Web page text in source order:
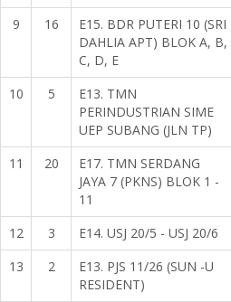
9 16
E15. BDR PUTERI 10 (SRI
DAHLIA APT) BLOK A, B,
C, D, E
10 5
E13. TMN
PERINDUSTRIAN SIME
UEP SUBANG (JLN TP)
11 20
E17. TMN SERDANG
JAYA 7 (PKNS) BLOK 1 -
11
12 3 E14. USJ 20/5 - USJ 20/6
13
2
E13. PJS 11/26 (SUN -U
RESIDENT)